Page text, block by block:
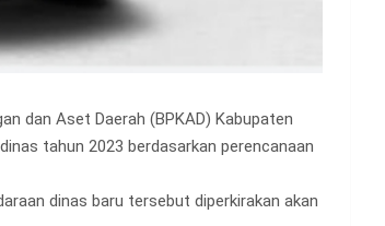
dan Aset Daerah (BPKAD) Kabupaten
tahun 2023 berdasarkan perencanaan
dinas baru tersebut diperkirakan akan